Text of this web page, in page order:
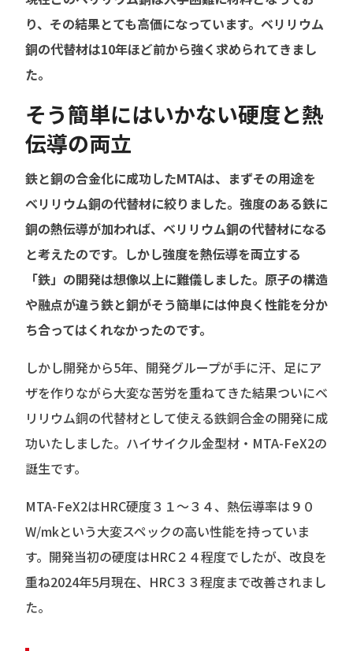
り、その結果とても高価になっています。ベリリウム
銅の代替材は10年ほど前から強く求められてきまし
た。
そう簡単にはいかない硬度と熱
伝導の両立
鉄と銅の合金化に成功したMTAは、まずその用途を
ベリリウム銅の代替材に絞りました。強度のある鉄に
銅の熱伝導が加われば、ベリリウム銅の代替材になる
と考えたのです。しかし強度を熱伝導を両立する
「鉄」の開発は想像以上に難儀しました。原子の構造
や融点が違う鉄と銅がそう簡単には仲良く性能を分か
ち合ってはくれなかったのです。
しかし開発から5年、開発グループが手に汗、足にア
ザを作りながら大変な苦労を重ねてきた結果ついにベ
リリウム銅の代替材として使える鉄銅合金の開発に成
功いたしました。ハイサイクル金型材・MTA-FeX2の
誕生です。
MTA-FeX2はHRC硬度３１～３４、熱伝導率は９０
W/mkという大変スペックの高い性能を持っていま
す。開発当初の硬度はHRC２４程度でしたが、改良を
重ね2024年5月現在、HRC３３程度まで改善されまし
た。